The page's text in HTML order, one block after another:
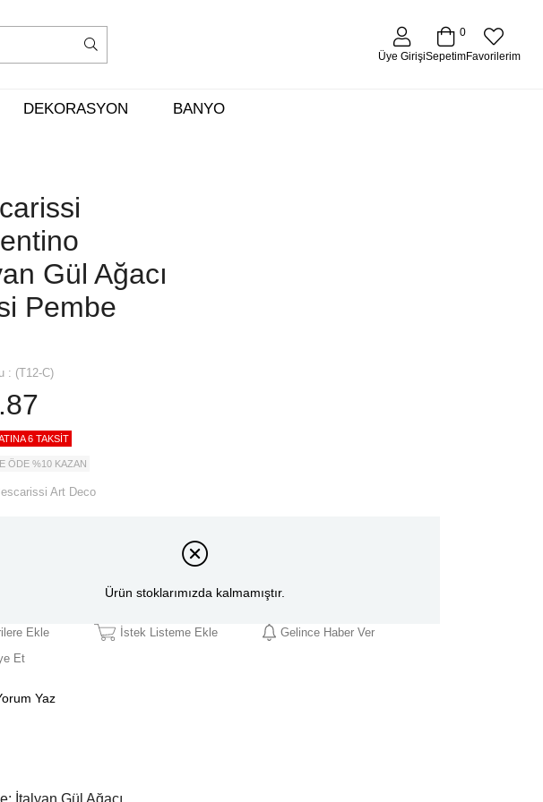
Üye GirişiSepetim
0
Favorilerim
DEKORASYON BANYO
Gül Ağacı
Pembe
(T12-C)
6 TAKSİT
ÖDE %10 KAZAN
Art Deco
Ürün stoklarımızda kalmamıştır.
Ekle İstek Listeme Ekle
Gelince Haber Ver
Et
Yaz